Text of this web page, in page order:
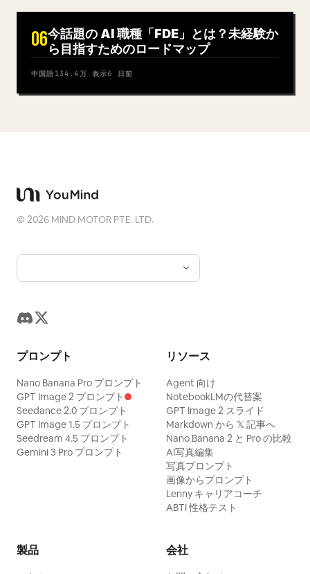
06今話題の AI 職種「FDE」とは？未経験か
ら目指すためのロードマップ
中国語 134.4万 表示6 日前
©2026 MIND MOTOR PTE. LTD.
プロンプト
Nano Banana Pro プロンプト
GPT Image 2 プロンプト
Seedance 2.0 プロンプト
GPT Image 1.5 プロンプト
Seedream 4.5 プロンプト
Gemini 3 Pro プロンプト
リソース
Agent 向け
NotebookLMの代替案
GPT Image 2 スライド
Markdown から 𝕏 記事へ
Nano Banana 2 と Pro の比較
AI写真編集
写真プロンプト
画像からプロンプト
Lenny キャリアコーチ
ABTI 性格テスト
製品 会社